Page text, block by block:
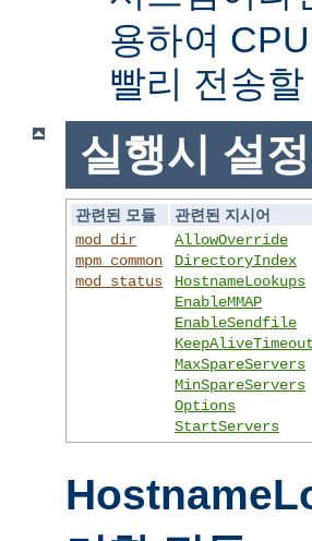
용하여
빨리 전송
실행시 설
관련된 모듈
관련된 지시어
mod_dir
mpm_common
mod_status
AllowOverride
DirectoryIndex
HostnameLookups
EnableMMAP
EnableSendfile
KeepAliveTimeout
MaxSpareServers
MinSpareServers
Options
StartServers